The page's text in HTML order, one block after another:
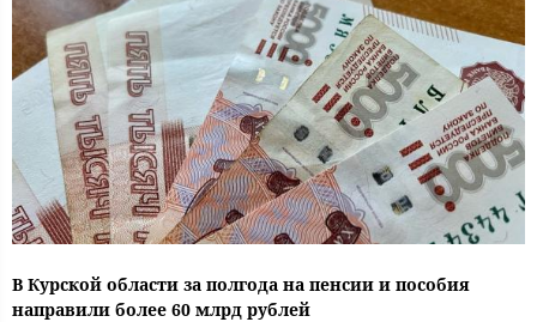
В Курской области за полгода на пенсии и пособия
направили более 60 млрд рублей